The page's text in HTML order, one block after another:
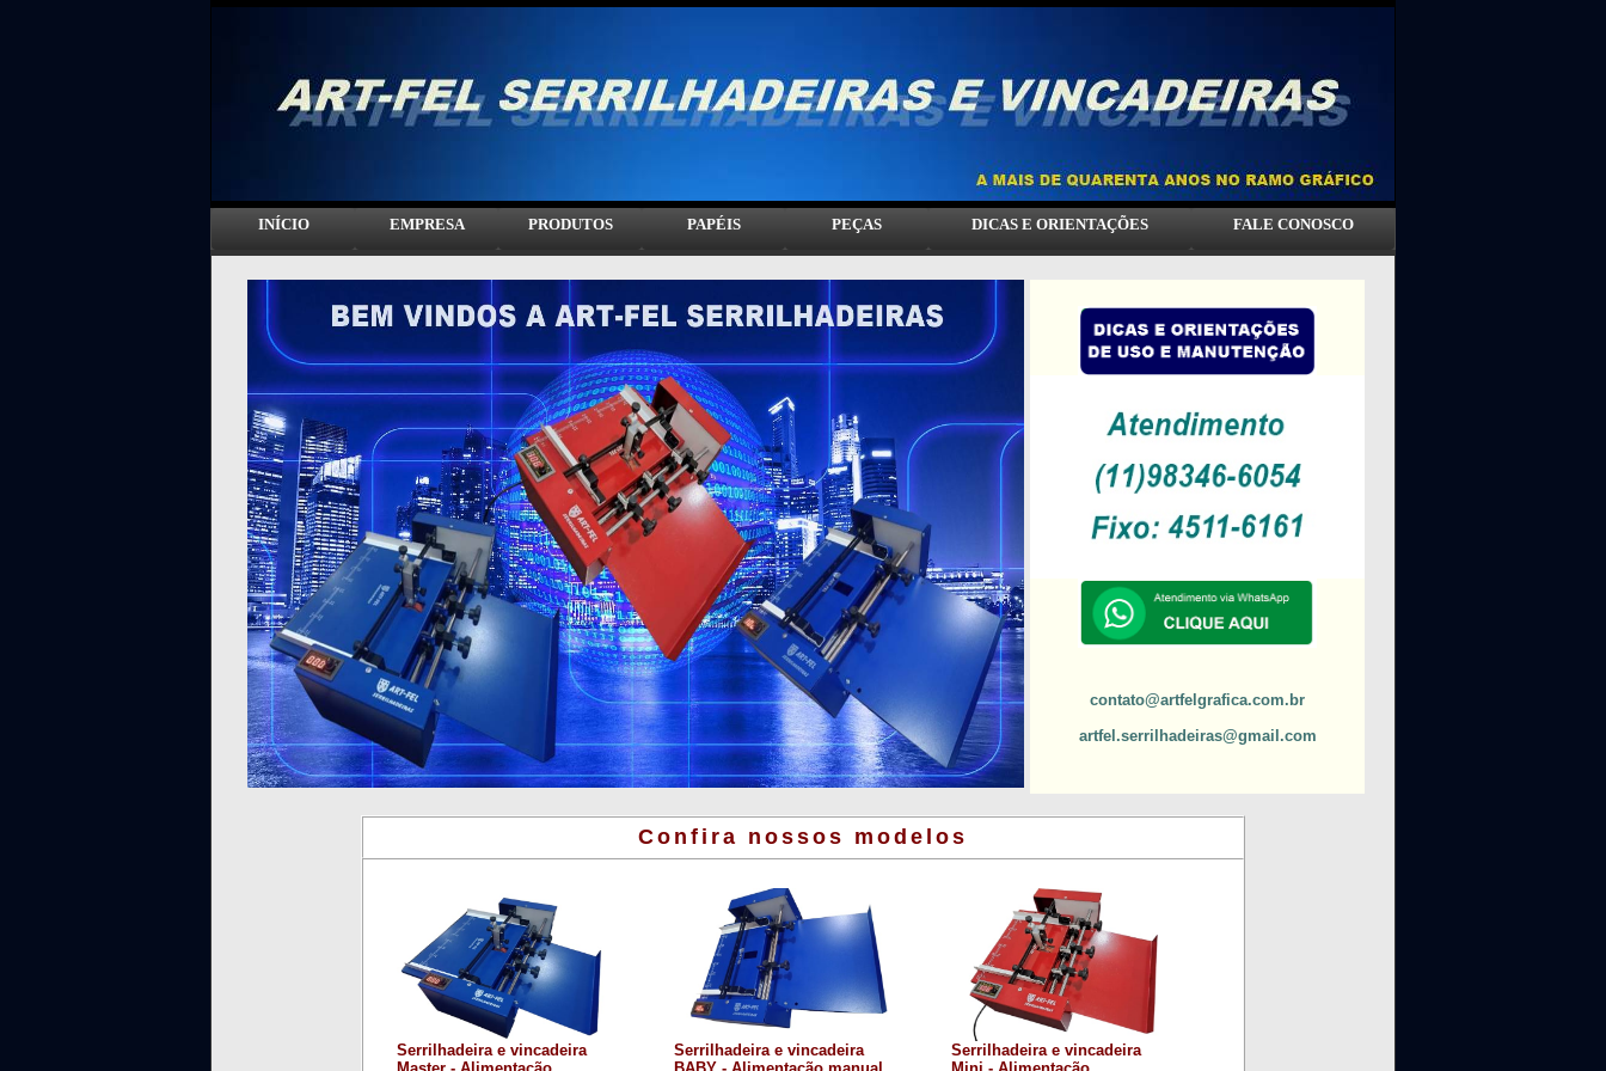
INÍCIO EMPRESA PRODUTOS PAPÉIS PEÇAS DICAS E ORIENTAÇÕES FALE CONOSCO
contato@artfelgrafica.com.br
artfel.serrilhadeiras@gmail.com
Confira nossos modelos
Serrilhadeira e vincadeira
Serrilhadeira e vincadeira
Serrilhadeira e vincadeira